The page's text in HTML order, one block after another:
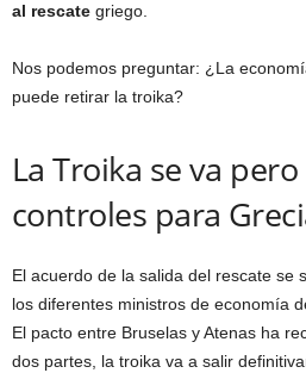
al rescate griego.
Nos podemos preguntar: ¿La
puede retirar la troika?
La Troika se va
controles para
El acuerdo de la salida del rescate se
los diferentes ministros de economía
El pacto entre Bruselas y Atenas ha
dos partes, la troika va a salir